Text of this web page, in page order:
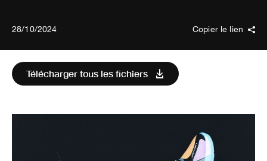
28/10/2024 Copier le lien
Télécharger tous les fichiers